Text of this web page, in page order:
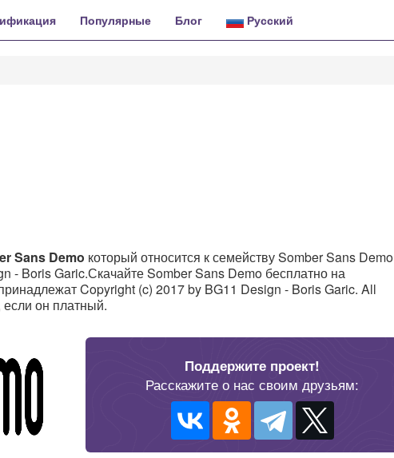
Популярные Блог Русский
Sans Demo который относится к семейству Somber Sans Demo
- Boris Garic.Скачайте Somber Sans Demo бесплатно на
Copyright (c) 2017 by BG11 Design - Boris Garic. All
он платный.
Поддержите проект!
Расскажите о нас своим друзьям: